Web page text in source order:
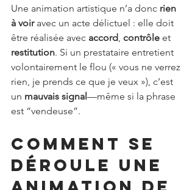
Une animation artistique n’a donc rien
à voir avec un acte délictuel : elle doit
être réalisée avec accord contrôle et
restitution. Si un prestataire entretient
volontairement le flou (« vous ne verrez
rien, je prends ce que je veux »), c’est
un mauvais signal—même si la phrase
est “vendeuse”.
Comment se
déroule une